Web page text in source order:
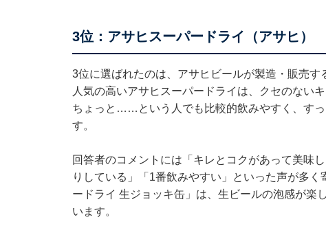
3位：アサヒスーパードライ（アサヒ）
3位に選ばれたのは、アサヒビールが製造・販売
人気の高いアサヒスーパードライは、クセのない
ちょっと……という人でも比較的飲みやすく、す
す。
回答者のコメントには「キレとコクがあって美味
りしている」「1番飲みやすい」といった声が多
ードライ 生ジョッキ缶」は、生ビールの泡感が楽
います。